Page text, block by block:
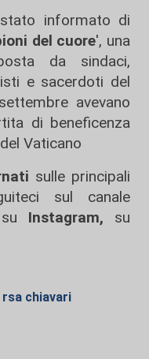
informato di
del cuore', una
da sindaci,
e sacerdoti del
avevano
di beneficenza
Vaticano
sulle principali
sul canale
su Instagram, su
rsa chiavari